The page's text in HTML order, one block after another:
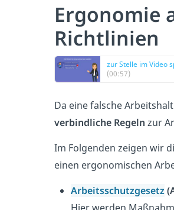
Ergonomie
Richtlinien
zur Stelle im Video
(00:57)
Da eine falsche
verbindliche Regeln zur
Im Folgenden zeigen wir
einen ergonomischen
Arbeitsschutzgesetz